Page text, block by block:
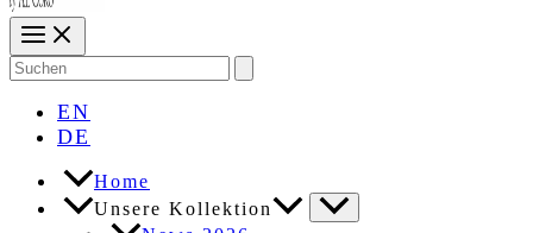
Search
for:
EN
DE
Home
Unsere Kollektion